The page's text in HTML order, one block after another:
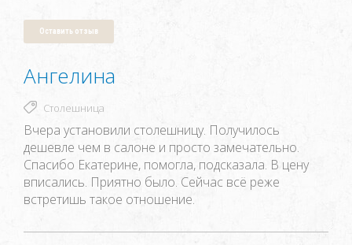
Оставить отзыв
Ангелина
Столешница
Вчера установили столешницу. Получилось
дешевле чем в салоне и просто замечательно.
Спасибо Екатерине, помогла, подсказала. В цену
вписались. Приятно было. Сейчас всё реже
встретишь такое отношение.